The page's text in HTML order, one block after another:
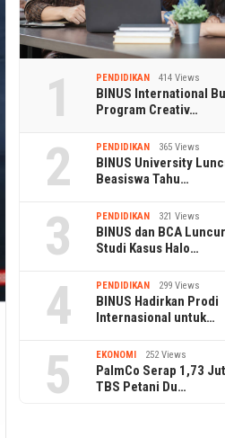
1 PENDIDIKAN 414 Views
BINUS International
Program Creativ…
2 PENDIDIKAN 365 Views
BINUS University
Beasiswa Tahu…
3 PENDIDIKAN 321 Views
BINUS dan BCA
Studi Kasus Halo…
4 PENDIDIKAN 299 Views
BINUS Hadirkan Prodi
Internasional untuk…
5 EKONOMI 252 Views
PalmCo Serap 1,73
TBS Petani Du…